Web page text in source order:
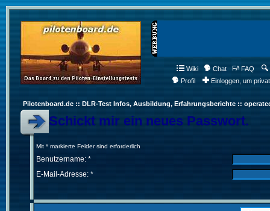
Wiki Chat FAQ
Profil
Einloggen, um
Pilotenboard.de :: DLR-Test Infos, Ausbildung, Erfahrungsberichte ::
Schickt mir ein neues Passwort.
Mit * markierte Felder sind erforderlich
Benutzername: *
E-Mail-Adresse: *